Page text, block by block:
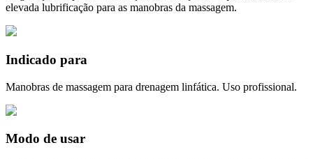
elevada lubrificação para as manobras da massagem.
Indicado para
Manobras de massagem para drenagem linfática. Uso profissional.
Modo de usar